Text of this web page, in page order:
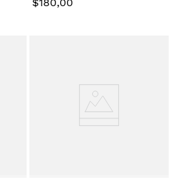
$180,00